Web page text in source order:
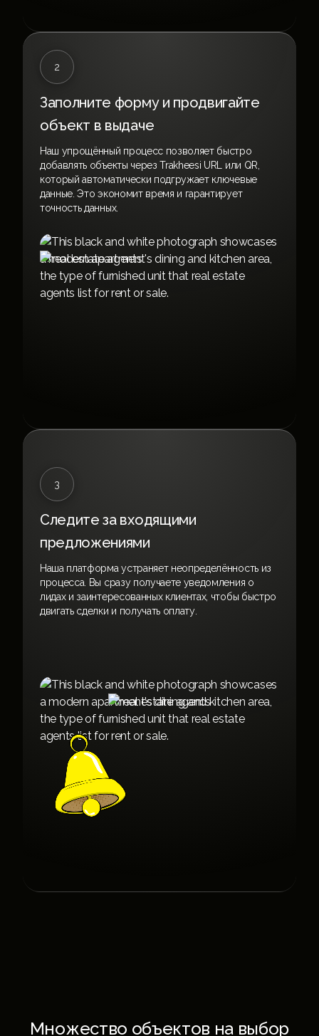
2
Заполните форму и продвигайте
объект в выдаче
Наш упрощённый процесс позволяет быстро
добавлять объекты через Trakheesi URL или QR,
который автоматически подгружает ключевые
данные. Это экономит время и гарантирует
точность данных.
3
Следите за входящими
предложениями
Наша платформа устраняет неопределённость из
процесса. Вы сразу получаете уведомления о
лидах и заинтересованных клиентах, чтобы быстро
двигать сделки и получать оплату.
Множество объектов на выбор